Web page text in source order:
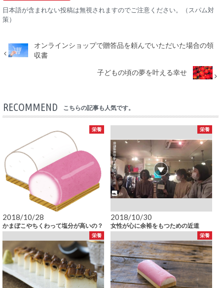
日本語が含まれない投稿は無視されますのでご注意ください。（スパム対
策）
オンラインショップで贈答品を頼んでいただいた場合の領
収書
子どもの頃の夢を叶える幸せ
RECOMMEND こちらの記事も人気です。
栄養
2018/10/28
かまぼこやちくわって塩分が高いの？
栄養
2018/10/30
女性が心に余裕をもつための近道
栄養 栄養